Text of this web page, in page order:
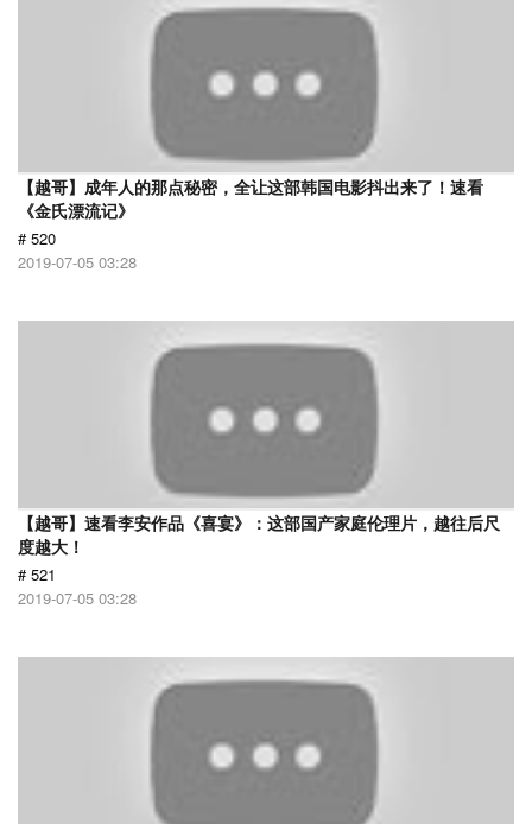
【越哥】成年人的那点秘密，全让这部韩国电影抖出来了！速看
《金氏漂流记》
# 520
2019-07-05 03:28
【越哥】速看李安作品《喜宴》：这部国产家庭伦理片，越往后尺
度越大！
# 521
2019-07-05 03:28